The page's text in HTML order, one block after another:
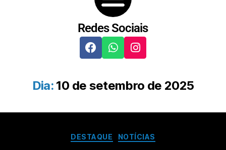
Redes Sociais
Dia: 10 de setembro de 2025
DESTAQUE NOTÍCIAS